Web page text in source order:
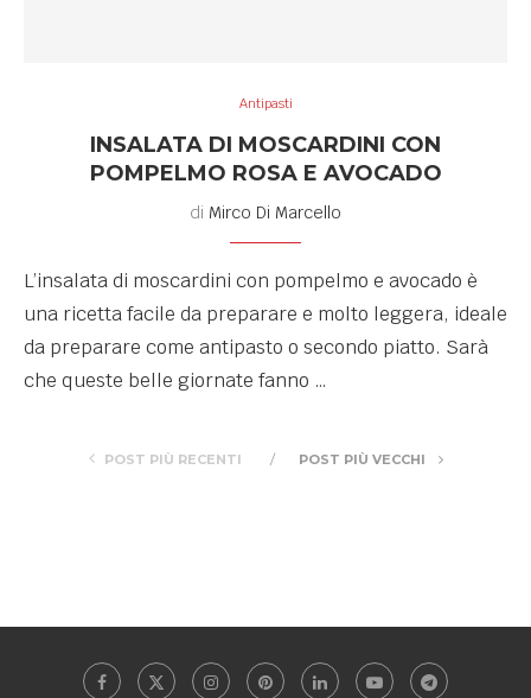
Antipasti
INSALATA DI MOSCARDINI CON
POMPELMO ROSA E AVOCADO
di Mirco Di Marcello
L’insalata di moscardini con pompelmo e avocado è
una ricetta facile da preparare e molto leggera, ideale
da preparare come antipasto o secondo piatto. Sarà
che queste belle giornate fanno …
POST PIÙ RECENTI POST PIÙ VECCHI